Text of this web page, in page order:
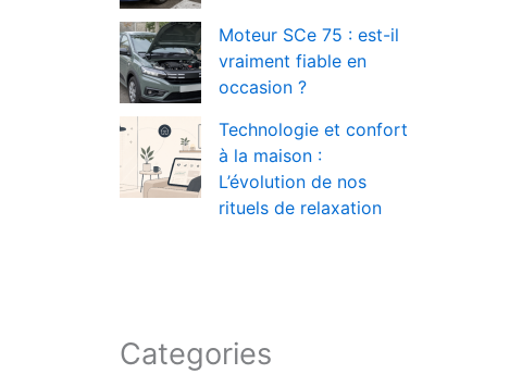
Moteur SCe 75 : est-il
vraiment fiable en
occasion ?
Technologie et confort
à la maison :
L’évolution de nos
rituels de relaxation
Categories